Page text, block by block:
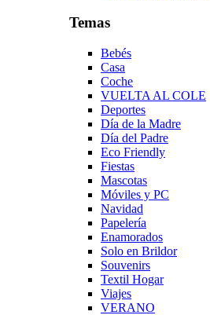
Temas
Bebés
Casa
Coche
VUELTA AL COLE
Deportes
Día de la Madre
Día del Padre
Eco Friendly
Fiestas
Mascotas
Móviles y PC
Navidad
Papelería
Enamorados
Solo en Brildor
Souvenirs
Textil Hogar
Viajes
VERANO